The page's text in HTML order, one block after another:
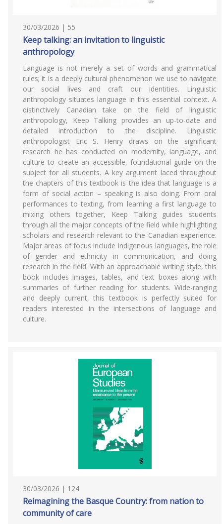
30/03/2026 | 55
Keep talking: an invitation to linguistic
anthropology
Language is not merely a set of words and grammatical
rules; it is a deeply cultural phenomenon we use to navigate
our social lives and craft our identities. Linguistic
anthropology situates language in this essential context. A
distinctively Canadian take on the field of linguistic
anthropology, Keep Talking provides an up-to-date and
detailed introduction to the discipline. Linguistic
anthropologist Eric S. Henry draws on the significant
research he has conducted on modernity, language, and
culture to create an accessible, foundational guide on the
subject for all students. A key argument laced throughout
the chapters of this textbook is the idea that language is a
form of social action – speaking is also doing. From oral
performances to texting, from learning a first language to
mixing others together, Keep Talking guides students
through all the major concepts of the field while highlighting
scholars and research relevant to the Canadian experience.
Major areas of focus include Indigenous languages, the role
of gender and ethnicity in communication, and doing
research in the field. With an approachable writing style, this
book includes images, tables, and text boxes along with
summaries of further reading for students. Wide-ranging
and deeply current, this textbook is perfectly suited for
readers interested in the intersections of language and
culture.
30/03/2026 | 124
Reimagining the Basque Country: from nation to
community of care